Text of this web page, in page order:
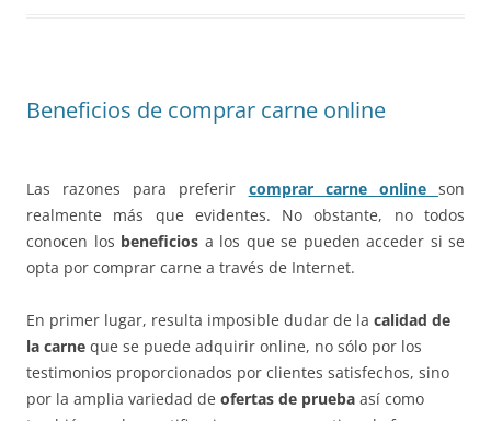
Beneficios de comprar carne online
Las razones para preferir comprar carne online son
realmente más que evidentes. No obstante, no todos
conocen los beneficios a los que se pueden acceder si se
opta por comprar carne a través de Internet.
En primer lugar, resulta imposible dudar de la calidad de
la carne que se puede adquirir online, no sólo por los
testimonios proporcionados por clientes satisfechos, sino
por la amplia variedad de ofertas de prueba así como